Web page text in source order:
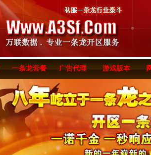
一条龙套餐 广告代理 游戏版本